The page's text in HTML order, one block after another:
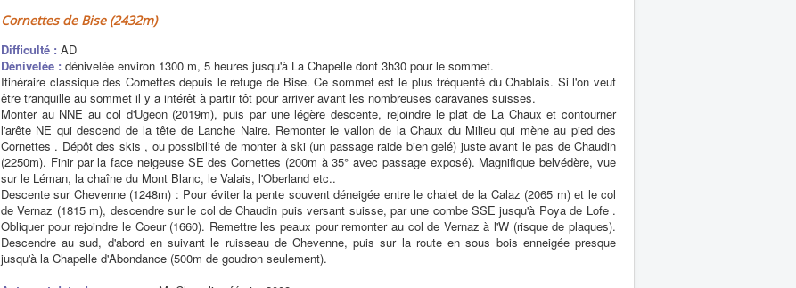
Cornettes de Bise (2432m)
Difficulté : AD
Dénivelée : dénivelée environ 1300 m, 5 heures jusqu'à La Chapelle dont 3h30 pour le sommet.
Itinéraire classique des Cornettes depuis le refuge de Bise. Ce sommet est le plus fréquenté du Chablais. Si l'on veut
être tranquille au sommet il y a intérêt à partir tôt pour arriver avant les nombreuses caravanes suisses.
Monter au NNE au col d'Ugeon (2019m), puis par une légère descente, rejoindre le plat de La Chaux et contourner
l'arête NE qui descend de la tête de Lanche Naire. Remonter le vallon de la Chaux du Milieu qui mène au pied des
Cornettes . Dépôt des skis , ou possibilité de monter à ski (un passage raide bien gelé) juste avant le pas de Chaudin
(2250m). Finir par la face neigeuse SE des Cornettes (200m à 35° avec passage exposé). Magnifique belvédère, vue
sur le Léman, la chaîne du Mont Blanc, le Valais, l'Oberland etc..
Descente sur Chevenne (1248m) : Pour éviter la pente souvent déneigée entre le chalet de la Calaz (2065 m) et le col
de Vernaz (1815 m), descendre sur le col de Chaudin puis versant suisse, par une combe SSE jusqu'à Poya de Lofe .
Obliquer pour rejoindre le Coeur (1660). Remettre les peaux pour remonter au col de Vernaz à l'W (risque de plaques).
Descendre au sud, d'abord en suivant le ruisseau de Chevenne, puis sur la route en sous bois enneigée presque
jusqu'à la Chapelle d'Abondance (500m de goudron seulement).